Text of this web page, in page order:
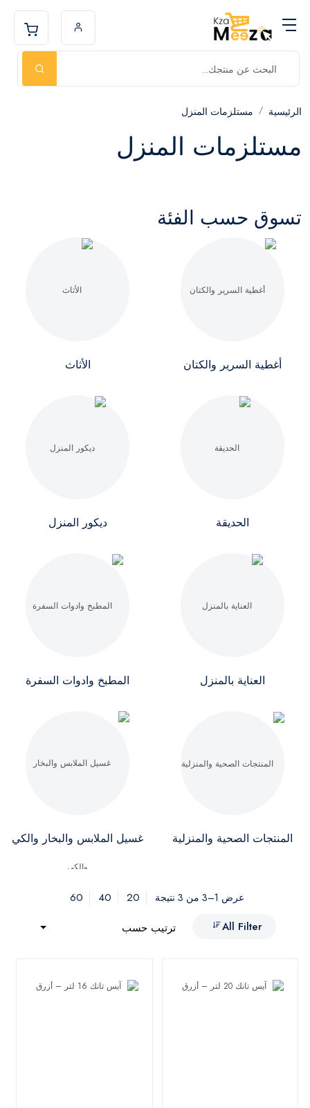
الرئيسية مستلزمات المنزل
مستلزمات المنزل
تسوق حسب الفئة
أغطية السرير والكتان الأثاث
الحديقة ديكور المنزل
العناية بالمنزل المطبخ وادوات السفرة
المنتجات الصحية والمنزلية غسيل الملابس والبخار والكي
عرض 1–3 من 3 نتيجة 20
40
60
All Filter
ترتيب حسب